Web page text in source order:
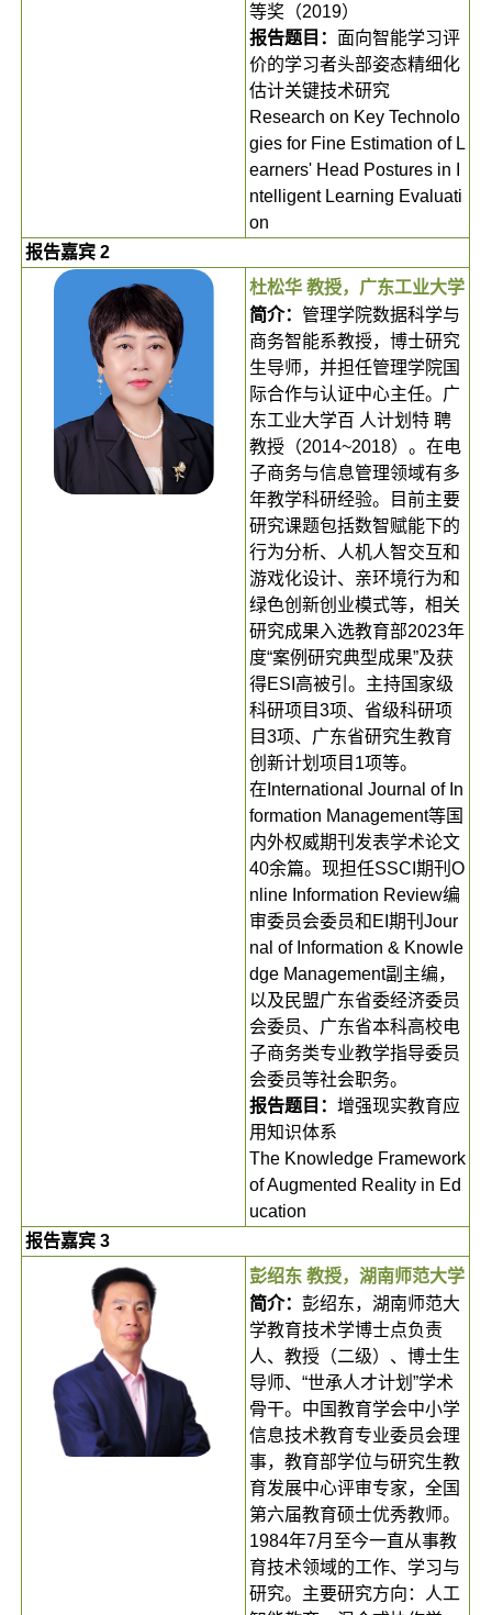
等奖（2019）
报告题目： 面向智能学习评
价的学习者头部姿态精细化
估计关键技术研究
Research on Key Technolo
gies for Fine Estimation of L
earners' Head Postures in I
ntelligent Learning Evaluati
on
报告嘉宾 2
杜松华 教授，广东工业大学
简介： 管理学院数据科学与
商务智能系教授，博士研究
生导师，并担任管理学院国
际合作与认证中心主任。广
东工业大学百 人计划特 聘
教授（2014~2018）。在电
子商务与信息管理领域有多
年教学科研经验。目前主要
研究课题包括数智赋能下的
行为分析、人机人智交互和
游戏化设计、亲环境行为和
绿色创新创业模式等，相关
研究成果入选教育部2023年
度“案例研究典型成果”及获
得ESI高被引。主持国家级
科研项目3项、省级科研项
目3项、广东省研究生教育
创新计划项目1项等。
在International Journal of In
formation Management等国
内外权威期刊发表学术论文
40余篇。现担任SSCI期刊O
nline Information Review编
审委员会委员和EI期刊Jour
nal of Information & Knowle
dge Management副主编，
以及民盟广东省委经济委员
会委员、广东省本科高校电
子商务类专业教学指导委员
会委员等社会职务。
报告题目：增强现实教育应
用知识体系
The Knowledge Framework
of Augmented Reality in Ed
ucation
报告嘉宾 3
彭绍东 教授，湖南师范大学
简介：彭绍东，湖南师范大
学教育技术学博士点负责
人、教授（二级）、博士生
导师、“世承人才计划”学术
骨干。中国教育学会中小学
信息技术教育专业委员会理
事，教育部学位与研究生教
育发展中心评审专家，全国
第六届教育硕士优秀教师。
1984年7月至今一直从事教
育技术领域的工作、学习与
研究。主要研究方向：人工